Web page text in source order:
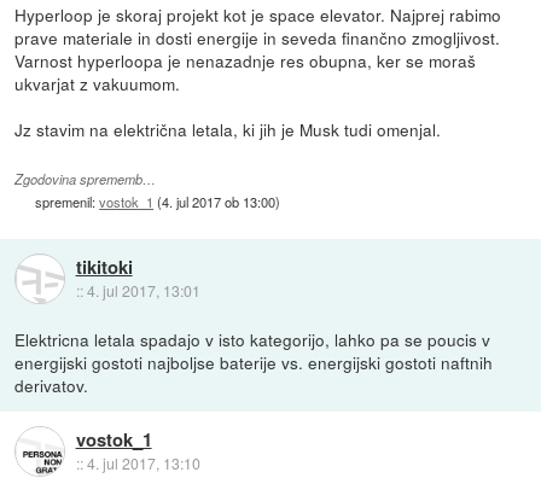
Hyperloop je skoraj projekt kot je space elevator. Najprej rabimo
prave materiale in dosti energije in seveda finančno zmogljivost.
Varnost hyperloopa je nenazadnje res obupna, ker se moraš
ukvarjat z vakuumom.
Jz stavim na električna letala, ki jih je Musk tudi omenjal.
Zgodovina sprememb…
spremenil:vostok_1 (4. jul 2017 ob 13:00)
tikitoki
::4. jul 2017, 13:01
Elektricna letala spadajo v isto kategorijo, lahko pa se poucis v
energijski gostoti najboljse baterije vs. energijski gostoti naftnih
derivatov.
vostok_1
::4. jul 2017, 13:10